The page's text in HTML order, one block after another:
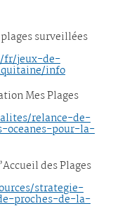
surveillées
fr/jeux-de-
info
Mes Plages
relance-de-
oceanes-pour-la-
des Plages
strategie-
proches-de-la-